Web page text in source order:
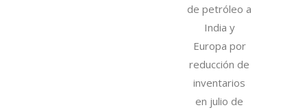
de petróleo a
India y
Europa por
reducción de
inventarios
en julio de